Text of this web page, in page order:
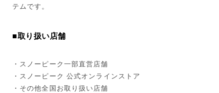
テムです。
■取り扱い店舗
・スノーピーク一部直営店舗
・スノーピーク 公式オンラインストア
・その他全国お取り扱い店舗